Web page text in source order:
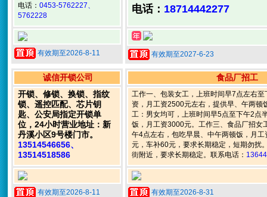
电话： 0453-5762227、
5762228
有效期至2026-8-11
电话： 18714442277
有效期至2027-6-23
诚信开锁公司
开锁、修锁、换锁、指纹
锁、遥控匹配、芯片钥
匙、公安局指定开锁单
位，24小时营业地址：新
丹溪小区9号楼门市。
13514546656、
13514518586
有效期至2026-8-11
食品厂招工
工作一、包装女工，上班时间早7点左右
资，月工资2500元左右，提供早、午两顿
工：男女均可，上班时间早5点至下午2点
饭，月工资3000元。工作三、食品厂招女
午4点左右，包吃早晨、中午两顿饭，月
元，车补60元，要求长期稳定，短期勿扰
街附近，要求长期稳定。联系电话：
有效期至2026-8-31